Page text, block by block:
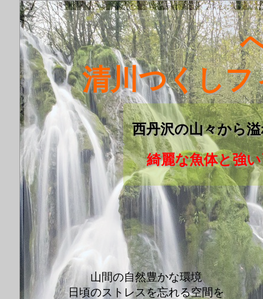
清川つくしフ
西丹沢の山々から
綺麗な魚体と強
山間の自然豊かな環境
日頃のストレスを忘れる空間を